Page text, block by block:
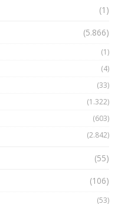
(1)
(5.866)
(1)
(4)
(33)
(1.322)
(603)
(2.842)
(55)
(106)
(53)